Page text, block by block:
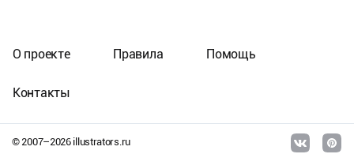
© 2007–2026illustrators.ru
О проекте Правила Помощь
Контакты